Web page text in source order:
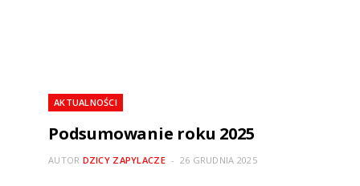
AKTUALNOŚCI
Podsumowanie roku 2025
AUTOR DZICY ZAPYLACZE 26 GRUDNIA 2025